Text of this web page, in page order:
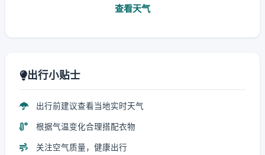
查看天气
出行小贴士
出行前建议查看当地实时天气
根据气温变化合理搭配衣物
关注空气质量，健康出行